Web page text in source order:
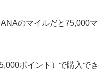
のマイルだと75,000マ
ポイント）で購入でき